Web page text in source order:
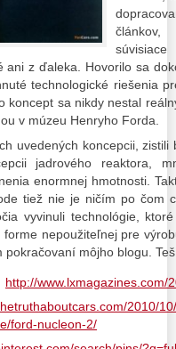
ani z ďaleka. Hovorilo sa
technologické riešenia
koncept sa nikdy nestal
v múzeu Henryho Forda.
uvedených koncepcii,
jadrového reaktora,
enormnej hmotnosti.
tiež nie je ničím po čom
vyvinuli technológie,
nepoužiteľnej pre
môjho blogu.
http://www.lxmagazines.com/
2010/
ford-nucleon-2/